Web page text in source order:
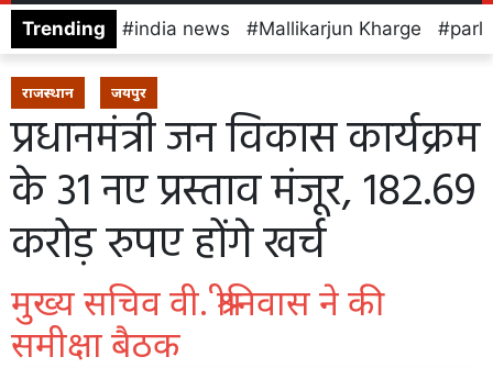
Trending india news Mallikarjun Kharge
राजस्थान जयपुर
प्रधानमंत्री जन विकास कार्यक्रम
के 31 नए प्रस्ताव मंजूर, 182.69
करोड़ रुपए होंगे खर्च
मुख्य सचिव वी. श्रीनिवास ने की
समीक्षा बैठक